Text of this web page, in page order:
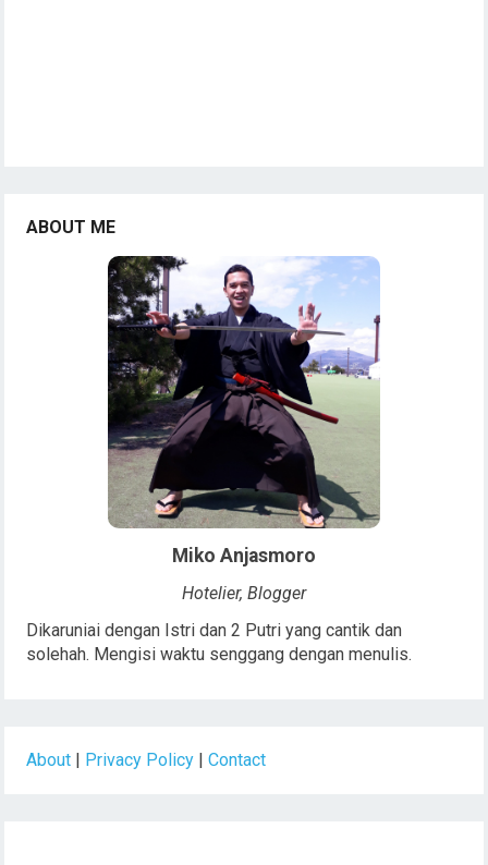
ABOUT ME
Miko Anjasmoro
Hotelier, Blogger
Dikaruniai dengan Istri dan 2 Putri yang cantik dan
solehah. Mengisi waktu senggang dengan menulis.
About | Privacy Policy |Contact